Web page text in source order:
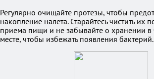
Регулярно очищайте протезы, чтобы
накопление налета. Старайтесь чистить их
приема пищи и не забывайте о хранении в
месте, чтобы избежать появления бактерий.